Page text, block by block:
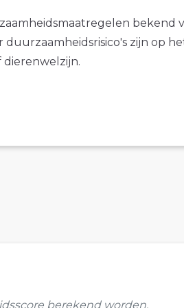
bekend
zijn op
dierenwelzijn.
berekend worden.